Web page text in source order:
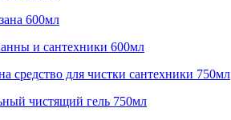
600мл
и сантехники 600мл
средство для чистки сантехники 750мл
чистящий гель 750мл